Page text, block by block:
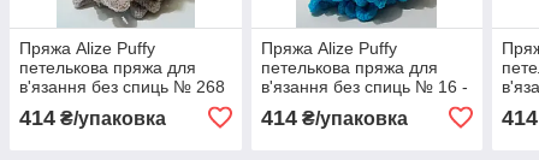
Пряжа Alize Puffy
петелькова пряжа для
в'язання без спиць № 268
414 ₴/упаковка
Пряжа Alize Puffy
петелькова пряжа для
в'язання без спиць № 16 -
414₴/упаковка 414